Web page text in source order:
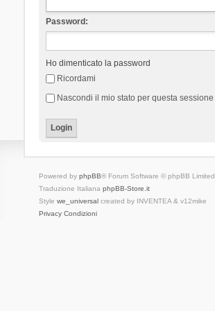
Password:
Ho dimenticato la password
Ricordami
Nascondi il mio stato per questa sessione
Powered by phpBB® Forum Software © phpBB Limited
Traduzione Italiana phpBB-Store.it
Style we_universalcreated by INVENTEA & v12mike
Privacy Condizioni